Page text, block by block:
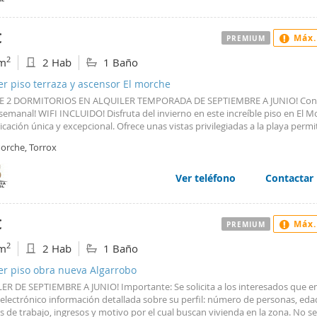
Plaza de parking incluida en el precio. Cualquier consulta no dude en
en contacto con nosotros. NO SE ACEPTAN MACOTAS. #ref:TC-1518 - TC-
2 2 Hab 1 Baño
piso terraza y ascensor El morche
2 DORMITORIOS EN ALQUILER TEMPORADA DE SEPTIEMBRE A JUNIO!
WIFI INCLUIDO! Disfruta del invierno en este increíble piso en El
única y excepcional. Ofrece unas vistas privilegiadas a la playa
rincón, distribuido en cocina totalmente equipada abierta hacia el salón
terraza donde relajarse con las vistas infinitas al mar. Dos dormitorios
de baño con plato de ducha. El piso cuenta con aire acondicionado. Plaza
en el precio. Cualquier consulta no dude en ponerse en contacto con
MACOTAS. #ref:ELMO-1501 - ELMO-1501 - Ruiz & Singl Inmobiliaria, S.L.
Torrox
Ver teléfono Contactar
PREMIUM
2 2 Hab 1 Baño
piso obra nueva Algarrobo
DE SEPTIEMBRE A JUNIO! Importante: Se solicita a los interesados que
información detallada sobre su perfil: número de personas,
de trabajo, ingresos y motivo por el cual buscan vivienda en la zona. No se
PREMIUM